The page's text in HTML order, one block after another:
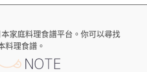
家庭料理食譜平台。你可以尋找
料理食譜。